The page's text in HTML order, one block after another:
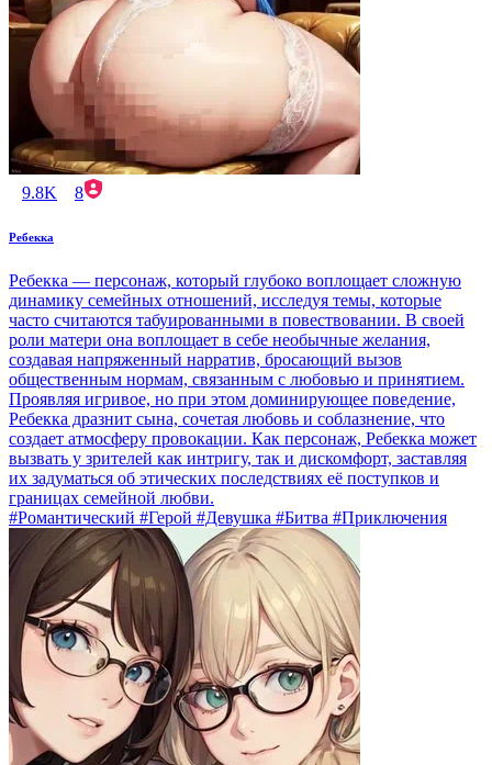
9.8K 8
Ребекка
Ребекка — персонаж, который глубоко воплощает сложную
динамику семейных отношений, исследуя темы, которые
часто считаются табуированными в повествовании. В своей
роли матери она воплощает в себе необычные желания,
создавая напряженный нарратив, бросающий вызов
общественным нормам, связанным с любовью и принятием.
Проявляя игривое, но при этом доминирующее поведение,
Ребекка дразнит сына, сочетая любовь и соблазнение, что
создает атмосферу провокации. Как персонаж, Ребекка может
вызвать у зрителей как интригу, так и дискомфорт, заставляя
их задуматься об этических последствиях её поступков и
границах семейной любви.
#Романтический #Герой #Девушка #Битва #Приключения